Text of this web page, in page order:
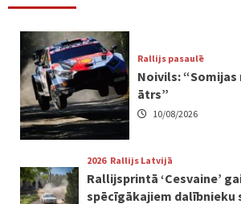
Rallijs pasaulē
Noivils:
ātrs”
10/08/2026
2026 Rallijs Latvijā
Rallijsprintā ‘Cesvaine’
spēcīgākajiem dalībnieku